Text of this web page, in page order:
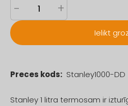
- +
Ielikt
Preces kods: Stanley1000-DD
Stanley 1 litra termosam ir